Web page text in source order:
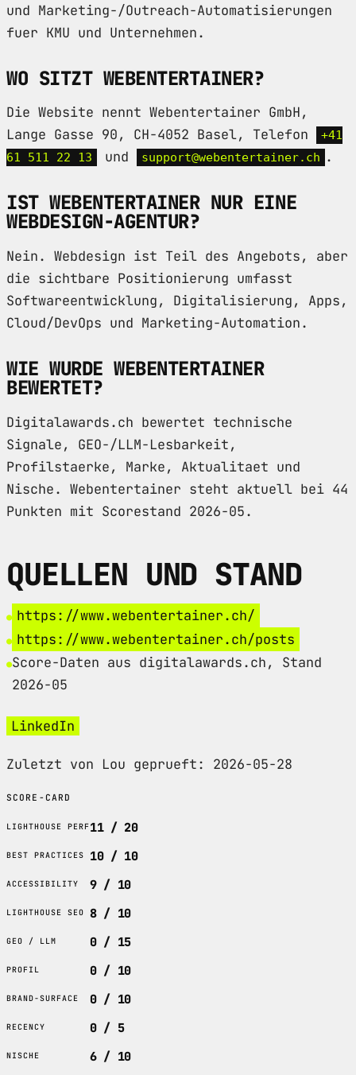
und Marketing-/Outreach-Automatisierungen
fuer KMU und Unternehmen.
WO SITZT WEBENTERTAINER?
Die Website nennt Webentertainer GmbH,
Lange Gasse 90, CH-4052 Basel, Telefon
+41
61 511 22 13
und support@webentertainer.ch .
IST WEBENTERTAINER NUR EINE
WEBDESIGN-AGENTUR?
Nein. Webdesign ist Teil des Angebots, aber
die sichtbare Positionierung umfasst
Softwareentwicklung, Digitalisierung, Apps,
Cloud/DevOps und Marketing-Automation.
WIE WURDE WEBENTERTAINER
BEWERTET?
Digitalawards.ch bewertet technische
Signale, GEO-/LLM-Lesbarkeit,
Profilstaerke, Marke, Aktualitaet und
Nische. Webentertainer steht aktuell bei 44
Punkten mit Scorestand 2026-05.
QUELLEN UND STAND
https://www.webentertainer.ch/
https://www.webentertainer.ch/posts
Score-Daten aus digitalawards.ch, Stand
2026-05
LinkedIn
Zuletzt von Lou geprueft: 2026-05-28
SCORE-CARD
LIGHTHOUSE PERF11 / 20
BEST PRACTICES 10 / 10
ACCESSIBILITY 9 / 10
LIGHTHOUSE SEO 8 / 10
GEO / LLM 0 / 15
PROFIL 0 / 10
BRAND-SURFACE 0 / 10
RECENCY 0 / 5
NISCHE 6 / 10